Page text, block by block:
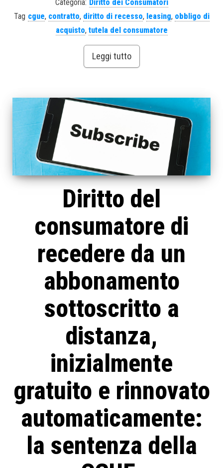
Categoria: Diritto dei Consumatori
Tag cgue, contratto, diritto di recesso, leasing, obbligo di
acquisto, tutela del consumatore
Leggi tutto
Diritto del
consumatore di
recedere da un
abbonamento
sottoscritto a
distanza,
inizialmente
gratuito e rinnovato
automaticamente:
la sentenza della